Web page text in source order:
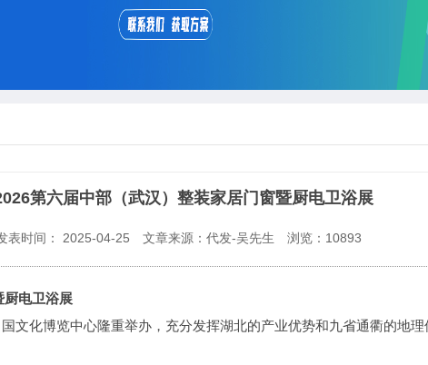
第六届中部（武汉）整装家居门窗暨厨电卫浴展
表时间： 2025-04-25 文章来源：代发-吴先生 浏览： 10893
厨电卫浴展
国文化博览中心隆重举办，充分发挥湖北的产业优势和九省通衢的地